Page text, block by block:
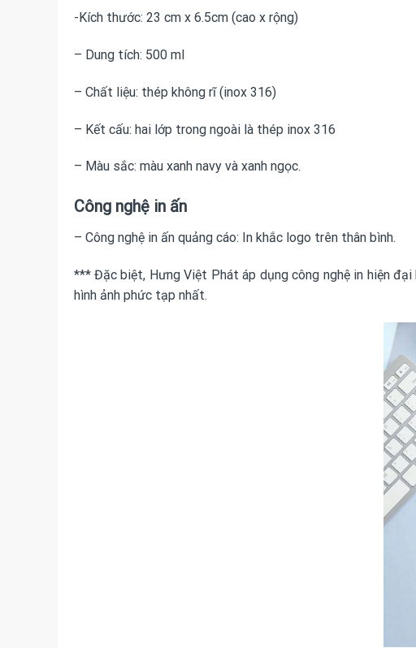
-Kích thước: 23 cm x 6.5cm (cao x rộng)
– Dung tích: 500 ml
– Chất liệu: thép không rĩ (inox 316)
– Kết cấu: hai lớp trong ngoài là thép inox 316
– Màu sắc: màu xanh navy và xanh ngọc.
Công nghệ in ấn
– Công nghệ in ấn quảng cáo: In khắc logo trên thân bình.
*** Đặc biệt, Hưng Việt Phát áp dụng công nghệ in hiện
hình ảnh phức tạp nhất.